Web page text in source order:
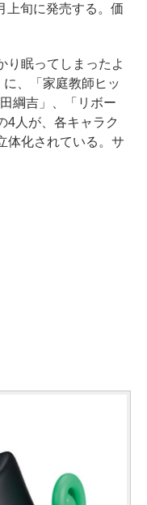
上旬に発売する。価
眠ってしまったよ
、「家庭教師ヒッ
綱吉」、「リボー
4人が、各キャラク
体化されている。サ